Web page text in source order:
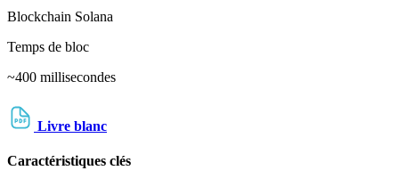
Blockchain Solana
Temps de bloc
~400 millisecondes
Livre blanc
Caractéristiques clés